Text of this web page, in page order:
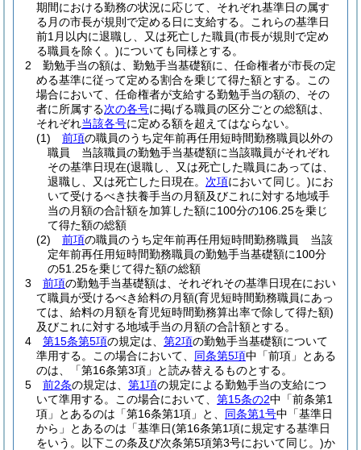
期間における勤務の状況に応じて、それぞれ基準日の属す
る月の市長が規則で定める日に支給する。
これらの基準日
前1月以内に退職し、又は死亡した職員(市長が規則で定め
る職員を除く。)についても同様とする。
2
勤勉手当の額は、勤勉手当基礎額に、任命権者が市長の定
める基準に従って定める割合を乗じて得た額とする。
この
場合において、任命権者が支給する勤勉手当の額の、その
者に所属する次の各号に掲げる職員の区分ごとの総額は、
それぞれ当該各号に定める額を超えてはならない。
(1)
前項の職員のうち定年前再任用短時間勤務職員以外の
職員 当該職員の勤勉手当基礎額に当該職員がそれぞれ
その基準日現在(退職し、又は死亡した職員にあっては、
退職し、又は死亡した日現在。 次項において同じ。)にお
いて受けるべき扶養手当の月額及びこれに対する地域手
当の月額の合計額を加算した額に100分の106.25を乗じ
て得た額の総額
(2)
前項の職員のうち定年前再任用短時間勤務職員 当該
定年前再任用短時間勤務職員の勤勉手当基礎額に100分
の51.25を乗じて得た額の総額
3
前項の勤勉手当基礎額は、それぞれその基準日現在におい
て職員が受けるべき給料の月額(育児短時間勤務職員にあっ
ては、給料の月額を育児短時間勤務算出率で除して得た額)
及びこれに対する地域手当の月額の合計額とする。
4
第15条第5項の規定は、 第2項の勤勉手当基礎額について
準用する。
この場合において、 同条第5項中「前項」とある
のは、「第16条第3項」と読み替えるものとする。
5
前2条の規定は、 第1項の規定による勤勉手当の支給につ
いて準用する。
この場合において、 第15条の2中「前条第1
項」とあるのは「第16条第1項」と、 同条第1号中「基準日
から」とあるのは「基準日(第16条第1項に規定する基準日
をいう。以下この条及び次条第5項第3号において同じ。)か